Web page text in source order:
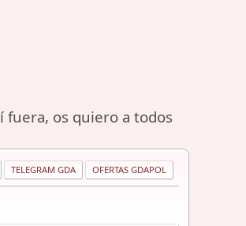
fuera, os quiero a todos
TELEGRAM GDA OFERTAS GDAPOL